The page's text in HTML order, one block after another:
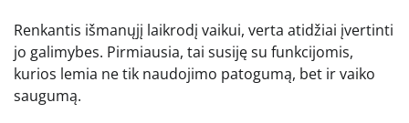
Renkantis išmanųjį laikrodį vaikui, verta atidžiai įvertinti
jo galimybes. Pirmiausia, tai susiję su funkcijomis,
kurios lemia ne tik naudojimo patogumą, bet ir vaiko
saugumą.